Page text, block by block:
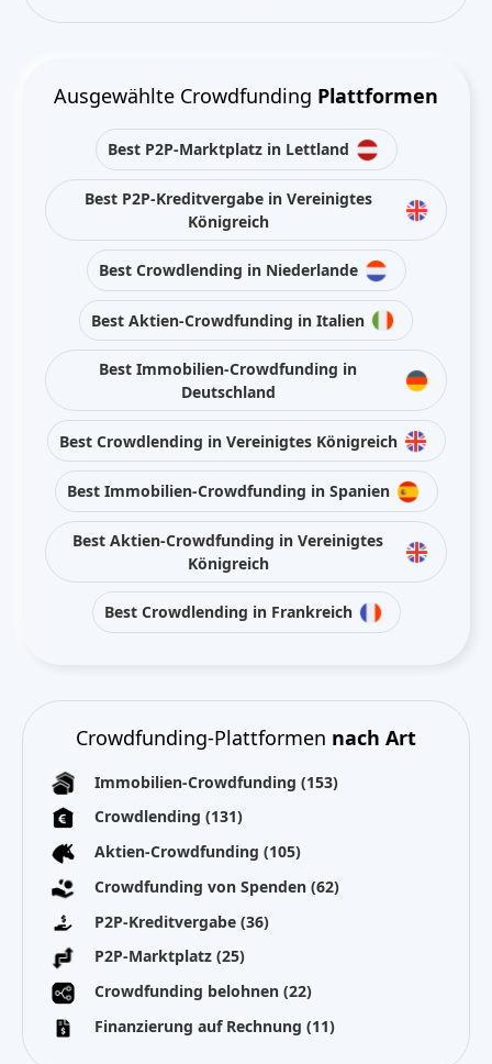
Ausgewählte Crowdfunding Plattformen
Best P2P-Marktplatz in Lettland
Best P2P-Kreditvergabe in Vereinigtes
Königreich
Best Crowdlending in Niederlande
Best Aktien-Crowdfunding in Italien
Best Immobilien-Crowdfunding in
Deutschland
Best Crowdlending in Vereinigtes Königreich
Best Immobilien-Crowdfunding in Spanien
Best Aktien-Crowdfunding in Vereinigtes
Königreich
Best Crowdlending in Frankreich
Crowdfunding-Plattformen nach Art
Immobilien-Crowdfunding (153)
Crowdlending (131)
Aktien-Crowdfunding (105)
Crowdfunding von Spenden (62)
P2P-Kreditvergabe (36)
P2P-Marktplatz (25)
Crowdfunding belohnen (22)
Finanzierung auf Rechnung (11)